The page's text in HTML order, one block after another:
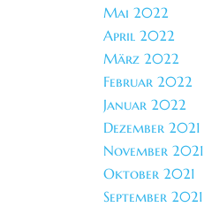
Mai 2022
April 2022
März 2022
Februar 2022
Januar 2022
Dezember 2021
November 2021
Oktober 2021
September 2021